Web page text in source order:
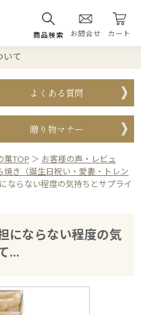
商品検索 お問合せ カート
いて
よくある質問
贈り物マナー
菓TOP ＞ お客様の声・レビュ
焼き（誕生日祝い・愛妻・トレン
ならない程度の気持ちとサプライ
にならない程度の気
…